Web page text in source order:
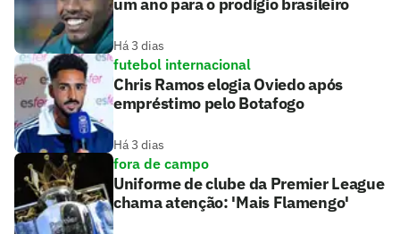
Há 3 dias
futebol internacional
Chris Ramos elogia Oviedo após
empréstimo pelo Botafogo
Há 3 dias
fora de campo
Uniforme de clube da Premier League
chama atenção: 'Mais Flamengo'